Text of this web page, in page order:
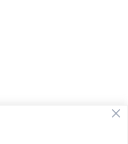
Mont-d’Or